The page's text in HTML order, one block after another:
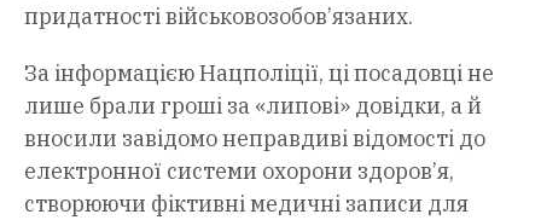
придатності військовозобов’язаних.
За інформацією Нацполіції, ці посадовці не
лише брали гроші за «липові» довідки, а й
вносили завідомо неправдиві відомості до
електронної системи охорони здоров’я,
створюючи фіктивні медичні записи для